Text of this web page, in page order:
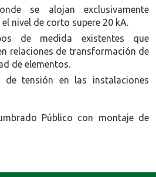
se alojan exclusivamente
nivel de corto supere 20 kA.
de medida existentes que
relaciones de transformación de
de elementos.
de tensión en las instalaciones
Público con montaje de